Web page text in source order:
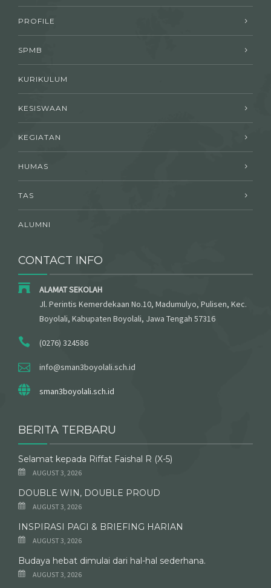
PROFILE
SPMB
KURIKULUM
KESISWAAN
KEGIATAN
HUMAS
TAS
ALUMNI
CONTACT INFO
ALAMAT SEKOLAH
Jl. Perintis Kemerdekaan No.10, Madumulyo, Pulisen, Kec.
Boyolali, Kabupaten Boyolali, Jawa Tengah 57316
(0276) 324586
info@sman3boyolali.sch.id
sman3boyolali.sch.id
BERITA TERBARU
Selamat kepada Riffat Faishal R (X-5)
AUGUST 3, 2026
DOUBLE WIN, DOUBLE PROUD
AUGUST 3, 2026
INSPIRASI PAGI & BRIEFING HARIAN
AUGUST 3, 2026
Budaya hebat dimulai dari hal-hal sederhana.
AUGUST 3, 2026